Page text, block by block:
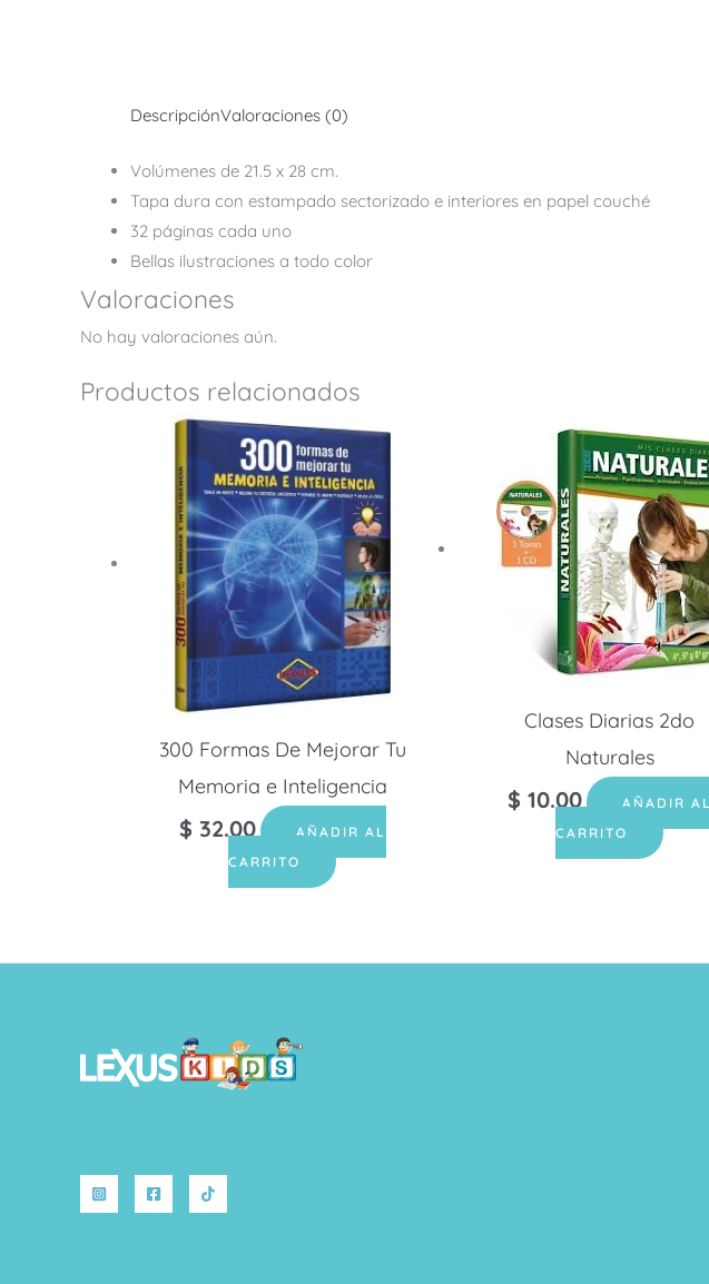
DescripciónValoraciones (0)
Volúmenes de 21.5 x 28 cm.
Tapa dura con estampado sectorizado e interiores en papel couché
32 páginas cada uno
Bellas ilustraciones a todo color
Valoraciones
No hay valoraciones aún.
Productos relacionados
300 Formas De Mejorar Tu
Memoria e Inteligencia
$ 32.00
AÑADIR AL
CARRITO
Clases Diarias 2do
Naturales
$ 10.00
AÑADIR AL
CARRITO